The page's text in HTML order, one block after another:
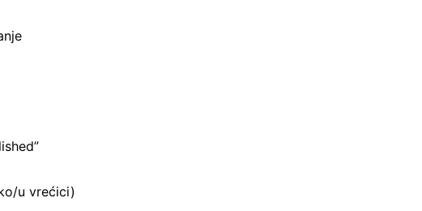
u vrećici)